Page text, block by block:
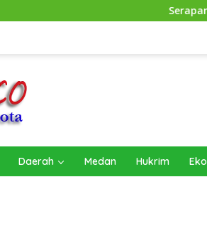
Serapan Anggaran
Daerah Medan Hukrim